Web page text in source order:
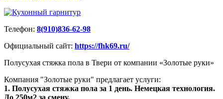
Телефон: 8(910)836-62-98
Официальный сайт: https://fhk69.ru/
Полусухая стяжка пола в Твери от компании «Золотые руки»
Компания "Золотые руки" предлагает услуги:
1. Полусухая стяжка пола за 1 день. Немецкая технология.
До 250м2 за смену.